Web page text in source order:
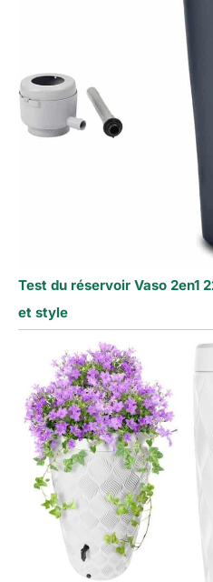
Test du réservoir Vaso 2en1
et style